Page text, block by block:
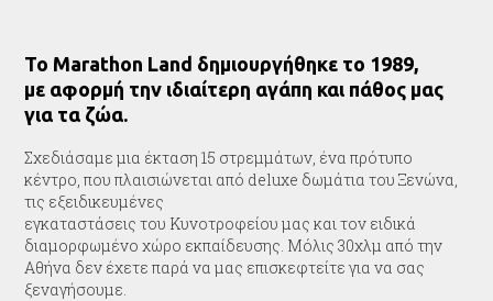
Το Marathon Land δημιουργήθηκε το 1989,
με αφορμή την ιδιαίτερη αγάπη και πάθος μας
για τα ζώα.
Σχεδιάσαμε μια έκταση 15 στρεμμάτων, ένα πρότυπο
κέντρο, που πλαισιώνεται από deluxe δωμάτια του Ξενώνα,
τις εξειδικευμένες
εγκαταστάσεις του Κυνοτροφείου μας και τον ειδικά
διαμορφωμένο χώρο εκπαίδευσης. Μόλις 30χλμ από την
Αθήνα δεν έχετε παρά να μας επισκεφτείτε για να σας
ξεναγήσουμε.